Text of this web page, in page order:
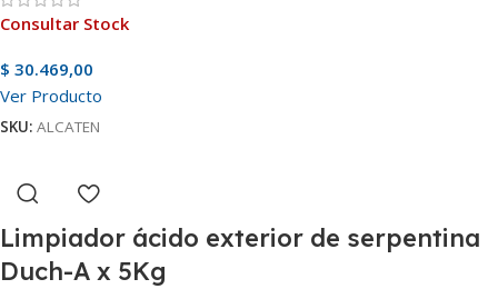
Consultar Stock
$ 30.469,00
Ver Producto
SKU: ALCATEN
Limpiador ácido exterior de serpentina
Duch-A x 5Kg